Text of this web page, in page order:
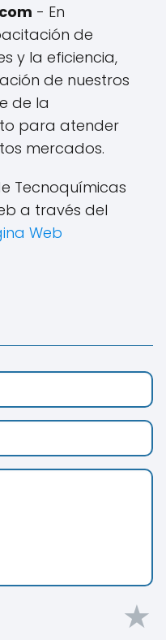
- En
de
y la eficiencia,
de nuestros
de la
para atender
mercados.
Tecnoquímicas
a través del
Web
★